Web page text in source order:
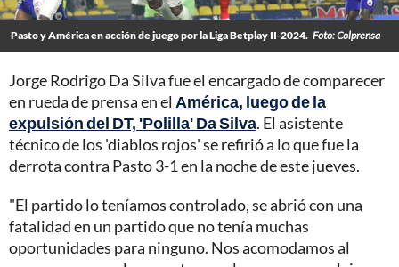
Pasto y América en acción de juego por la Liga Betplay II-2024. Foto: Colprensa
Jorge Rodrigo Da Silva fue el encargado de comparecer
en rueda de prensa en el América, luego de la
expulsión del DT, 'Polilla' Da Silva. El asistente
técnico de los 'diablos rojos' se refirió a lo que fue la
derrota contra Pasto 3-1 en la noche de este jueves.
"El partido lo teníamos controlado, se abrió con una
fatalidad en un partido que no tenía muchas
oportunidades para ninguno. Nos acomodamos al